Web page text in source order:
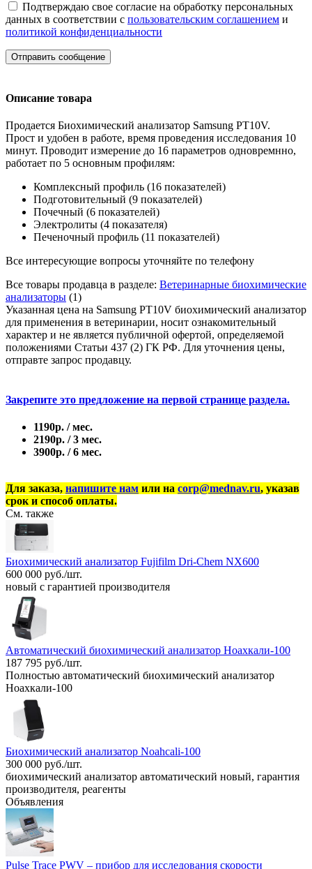
Подтверждаю свое согласие на обработку персональных
данных в соответствии с пользовательским соглашением и
политикой конфиденциальности
Отправить сообщение
Описание товара
Продается Биохимический анализатор Samsung PT10V.
Прост и удобен в работе, время проведения исследования 10
минут. Проводит измерение до 16 параметров одновремнно,
работает по 5 основным профилям:
Комплексный профиль (16 показателей)
Подготовительный (9 показателей)
Почечный (6 показателей)
Электролиты (4 показателя)
Печеночный профиль (11 показателей)
Все интересующие вопросы уточняйте по телефону
Все товары продавца в разделе: Ветеринарные биохимические
анализаторы (1)
Указанная цена на Samsung PT10V биохимический анализатор
для применения в ветеринарии, носит ознакомительный
характер и не является публичной офертой, определяемой
положениями Статьи 437 (2) ГК РФ. Для уточнения цены,
отправте запрос продавцу.
Закрепите это предложение на первой странице раздела.
1190р. / мес.
2190р. / 3 мес.
3900р. / 6 мес.
Для заказа, напишите нам или на corp@mednav.ru, указав
срок и способ оплаты.
См. также
Биохимический анализатор Fujifilm Dri-Chem NX600
600 000 руб./шт.
новый с гарантией производителя
Автоматический биохимический анализатор Ноахкали-100
187 795 руб./шт.
Полностью автоматический биохимический анализатор
Ноахкали-100
Биохимический анализатор Noahcali-100
300 000 руб./шт.
биохимический анализатор автоматический новый, гарантия
производителя, реагенты
Объявления
Pulse Trace PWV – прибор для исследования скорости